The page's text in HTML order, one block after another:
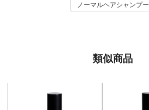
ノーマルヘアシャンプー
類似商品